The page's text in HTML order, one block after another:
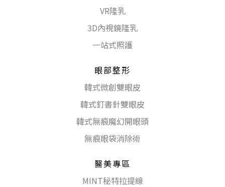
VR隆乳
3D內視鏡隆乳
一站式照護
眼部整形
韓式微創雙眼皮
韓式釘書針雙眼皮
韓式無痕魔幻開眼頭
無痕眼袋消除術
醫美專區
MINT秘特拉提線